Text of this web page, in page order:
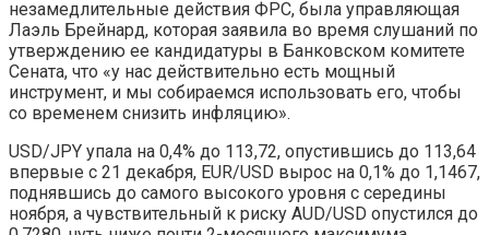
незамедлительные действия ФРС, была управляющая
Лаэль Брейнард, которая заявила во время слушаний по
утверждению ее кандидатуры в Банковском комитете
Сената, что «у нас действительно есть мощный
инструмент, и мы собираемся использовать его, чтобы
со временем снизить инфляцию».
USD/JPY упала на 0,4% до 113,72, опустившись до 113,64
впервые с 21 декабря, EUR/USD вырос на 0,1% до 1,1467,
поднявшись до самого высокого уровня с середины
ноября, а чувствительный к риску AUD/USD опустился до